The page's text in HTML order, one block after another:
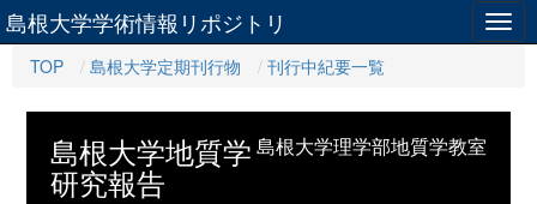
島根大学学術情報リポジトリ
TOP 島根大学定期刊行物 刊行中紀要一覧
島根大学理学部地質学教室
島根大学地質学
研究報告